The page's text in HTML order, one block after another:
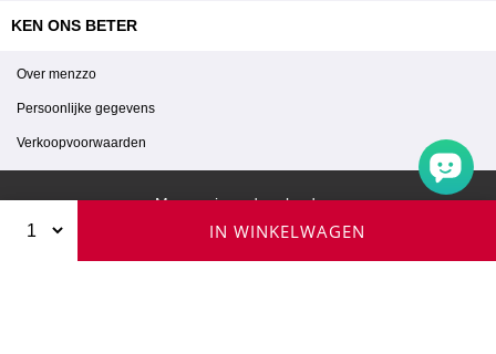
KEN ONS BETER
Over menzzo
Persoonlijke gegevens
Verkoopvoorwaarden
Menzzo in andere landen :
IN WINKELWAGEN